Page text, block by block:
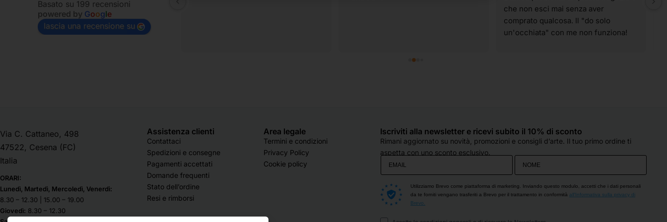
Basato su 199 recensioni
powered by Google
lascia una recensione su
che non esci mai senza aver
comprato qualcosa. Il "do solo
un'occhiata" con me non funziona!
Hanno sempre un occhio di riguardo
per tutti e si fanno in quattro per
belle!! Grazie!
Via C. Cattaneo, 498
47522, Cesena (FC)
Italia
ORARI:
Lunedì, Martedì, Mercoledì, Venerdì:
8.30 – 12.30 | 15.00 – 19.00
Giovedì: 8.30 – 12.30
Assistenza clienti
Contattaci
Spedizioni e consegne
Pagamenti accettati
Domande frequenti
Stato dell’ordine
Resi e rimborsi
Area legale
Termini e condizioni
Privacy Policy
Cookie policy
Iscriviti alla newsletter e ricevi subito il 10% di sconto
Rimani aggiornato su novità, promozioni e consigli d’arte. Il tuo primo ordine ti
aspetta con uno sconto esclusivo.
Utilizziamo Brevo come piattaforma di marketing. Inviando questo modulo, accetti che i dati personali
da te forniti vengano trasferiti a Brevo per il trattamento in conformità all'Informativa sulla privacy di
Brevo.